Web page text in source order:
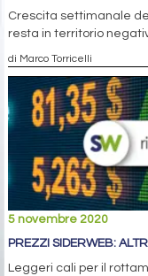
Crescita settimanale
resta in territorio
di Marco Torricelli
5 novembre 2020
PREZZI SIDERWEB:
Leggeri cali per il